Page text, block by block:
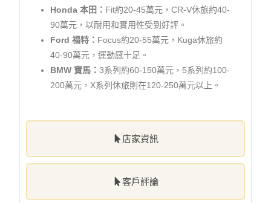
店家資訊
客戶評論
Honda 本田： Fit約20-45萬元，CR-V休旅約40-
90萬元，以耐用和實用性受到好評。
Ford 福特： Focus約20-55萬元，Kuga休旅約
40-90萬元，運動感十足。
BMW 寶馬：3系列約60-150萬元，5系列約100-
200萬元，X系列休旅則在120-250萬元以上。